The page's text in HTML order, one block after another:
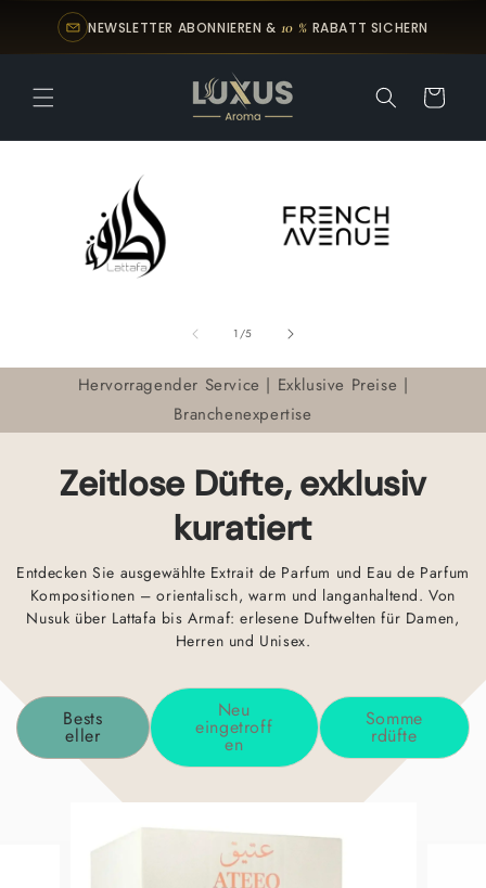
Direkt
zum
Inhalt
NEWSLETTER ABONNIEREN & 10 % RABATT SICHERN
Warenkorb
1/von
5
Hervorragender Service | Exklusive Preise |
Branchenexpertise
Zeitlose Düfte, exklusiv
kuratiert
Entdecken Sie ausgewählte Extrait de Parfum und Eau de Parfum
Kompositionen – orientalisch, warm und langanhaltend. Von
Nusuk über Lattafa bis Armaf: erlesene Duftwelten für Damen,
Herren und Unisex.
Bests
eller
Neu
eingetroff
en
Somme
rdüfte